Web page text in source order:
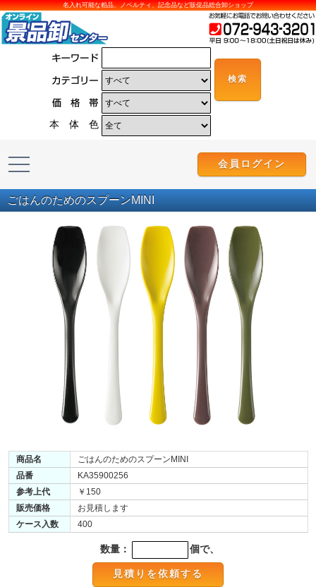
名入れ可能な粗品、ノベルティ、記念品など販促品総合卸ショップ
本 体 色
会員ログイン
ごはんのためのスプーンMINI
商品名
ごはんのためのスプーンMINI
品番
KA35900256
参考上代
￥150
販売価格
お見積します
ケース入数
400
数量： 個で、